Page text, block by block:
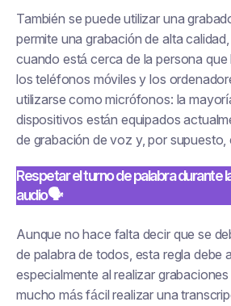
También se puede utilizar una
permite una grabación de alta
cuando está cerca de la persona que
los teléfonos móviles y los
utilizarse como micrófonos: la
dispositivos están equipados
de grabación de voz y, por
Respetar el turno de palabra durante
audio🗣
Aunque no hace falta decir que se
de palabra de todos, esta regla debe
especialmente al realizar
mucho más fácil realizar una